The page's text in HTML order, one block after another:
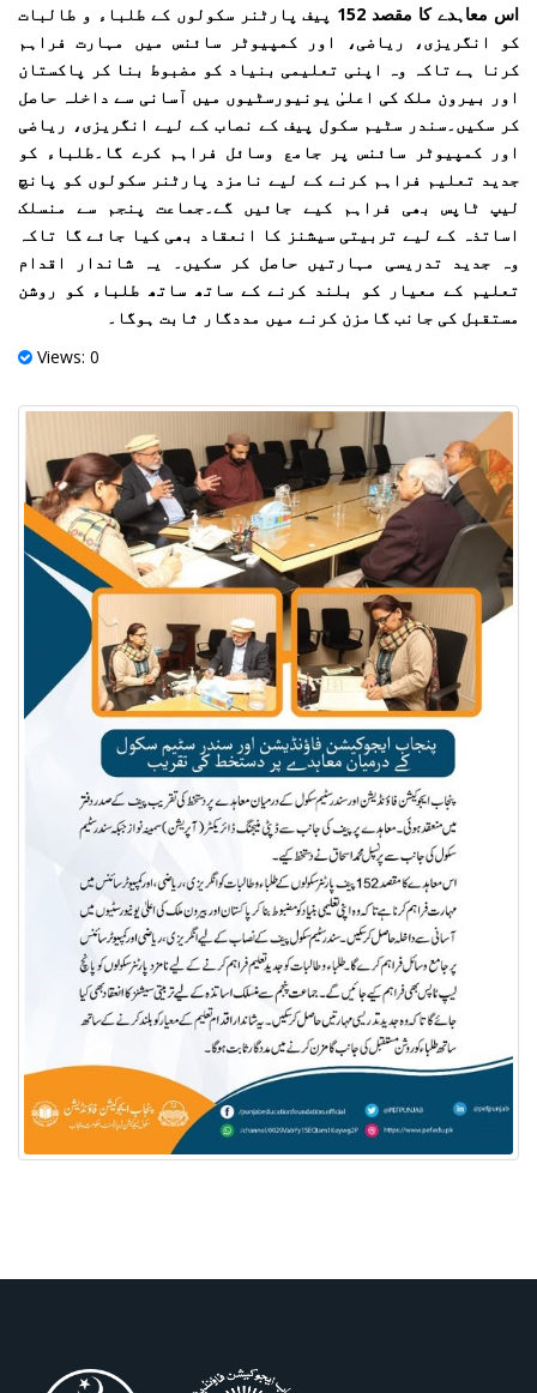
اس معاہدے کا مقصد 152 پیف پارٹنر سکولوں کے طلباء و طالبات
کو انگریزی، ریاضی، اور کمپیوٹر سائنس میں مہارت فراہم
کرنا ہے تاکہ وہ اپنی تعلیمی بنیاد کو مضبوط بنا کر پاکستان
اور بیرون ملک کی اعلیٰ یونیورسٹیوں میں آسانی سے داخلہ حاصل
کر سکیں۔سندر سٹیم سکول پیف کے نصاب کے لیے انگریزی، ریاضی
اور کمپیوٹر سائنس پر جامع وسائل فراہم کرے گا۔طلباء کو
جدید تعلیم فراہم کرنے کے لیے نامزد پارٹنر سکولوں کو پانچ
لیپ ٹاپس بھی فراہم کیے جائیں گے۔جماعت پنجم سے منسلک
اساتذہ کے لیے تربیتی سیشنز کا انعقاد بھی کیا جائے گا تاکہ
وہ جدید تدریسی مہارتیں حاصل کر سکیں۔ یہ شاندار اقدام
تعلیم کے معیار کو بلند کرنے کے ساتھ ساتھ طلباء کو روشن
مستقبل کی جانب گامزن کرنے میں مددگار ثابت ہوگا۔
Views: 0